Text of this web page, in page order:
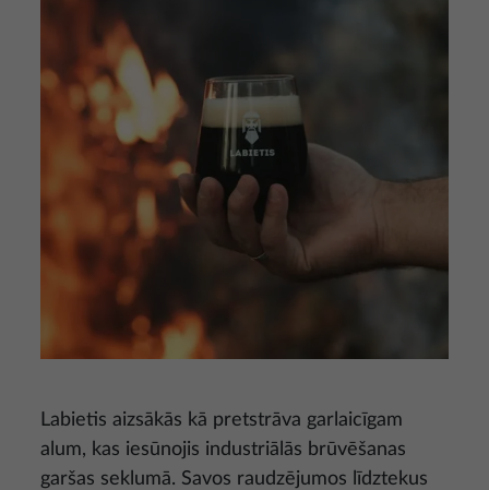
Labietis aizsākās kā pretstrāva garlaicīgam
alum, kas iesūnojis industriālās brūvēšanas
garšas seklumā. Savos raudzējumos līdztekus